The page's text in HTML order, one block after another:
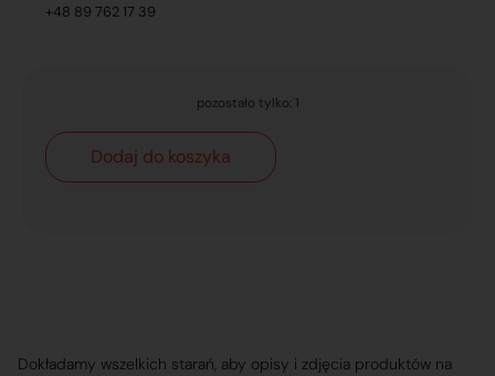
+48 89 762 17 39
pozostało tylko: 1
Dodaj do koszyka
Dokładamy wszelkich starań, aby opisy i zdjęcia produktów na